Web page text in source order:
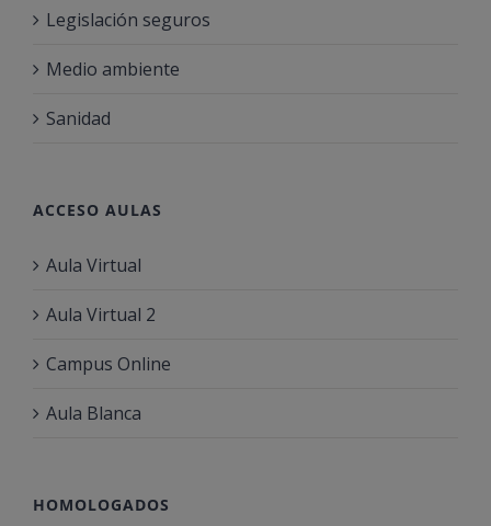
Legislación seguros
Medio ambiente
Sanidad
ACCESO AULAS
Aula Virtual
Aula Virtual 2
Campus Online
Aula Blanca
HOMOLOGADOS